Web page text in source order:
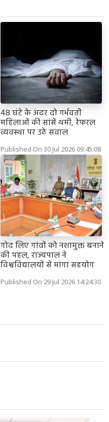
48 घंटे के अंदर दो गर्भवती
महिलाओं की सांसें थमी, रेफरल
व्यवस्था पर उठे सवाल
Published On 30 Jul 2026 09:45:08
गोद लिए गांवों को नशामुक्त बनाने
की पहल, राज्यपाल ने
विश्वविद्यालयों से मांगा सहयोग
Published On 29 Jul 2026 14:24:30